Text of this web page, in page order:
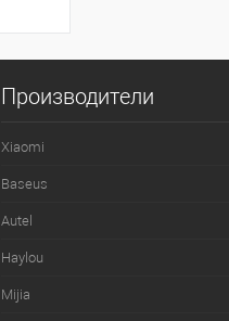
Производители
Xiaomi
Baseus
Autel
Haylou
Mijia